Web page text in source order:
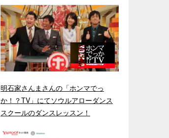
明石家さんまさんの「ホンマでっ
か！？TV」にてソウルアローダンス
スクールのダンスレッスン！